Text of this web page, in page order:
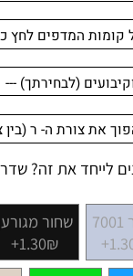
שחור מגורען
1.30₪+